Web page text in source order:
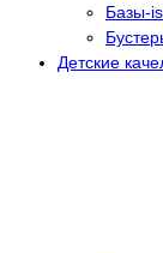
Базы-
Детские